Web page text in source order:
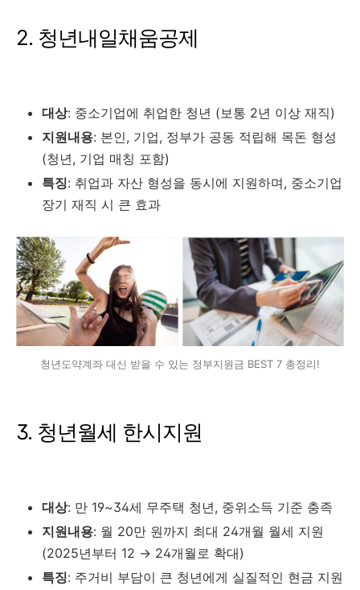
2. 청년내일채움공제
대상: 중소기업에 취업한 청년 (보통 2년 이상 재직)
지원내용: 본인, 기업, 정부가 공동 적립해 목돈 형성
(청년, 기업 매칭 포함)
특징: 취업과 자산 형성을 동시에 지원하며, 중소기업
장기 재직 시 큰 효과
청년도약계좌 대신 받을 수 있는 정부지원금 BEST 7 총정리!
3. 청년월세 한시지원
대상: 만 19~34세 무주택 청년, 중위소득 기준 충족
지원내용: 월 20만 원까지 최대 24개월 월세 지원
(2025년부터 12 → 24개월로 확대)
특징: 주거비 부담이 큰 청년에게 실질적인 현금 지원